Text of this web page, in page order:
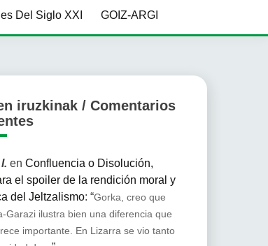
Del Siglo XXI GOIZ-ARGI
iruzkinak / Comentarios
en Confluencia o Disolución,
el spoiler de la rendición moral y
del Jeltzalismo: “Gorka, creo que
Garazi ilustra bien una diferencia que
importante. En Lizarra se vio tanto